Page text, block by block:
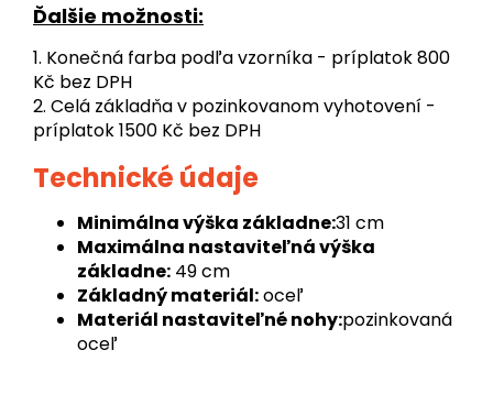
Ďalšie možnosti:
1. Konečná farba podľa vzorníka - príplatok 800
Kč bez DPH
2. Celá základňa v pozinkovanom vyhotovení -
príplatok 1500 Kč bez DPH
Technické údaje
Minimálna výška základne:31 cm
Maximálna nastaviteľná výška
základne: 49 cm
Základný materiál:oceľ
Materiál nastaviteľné nohy:pozinkovaná
oceľ